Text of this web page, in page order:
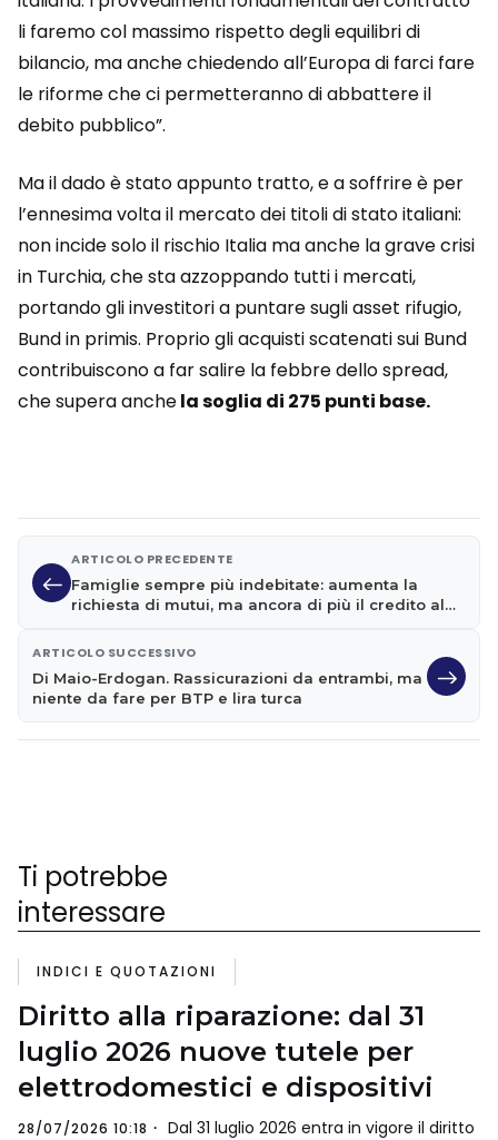
li faremo col massimo rispetto degli equilibri di
bilancio, ma anche chiedendo all’Europa di farci fare
le riforme che ci permetteranno di abbattere il
debito pubblico”.
Ma il dado è stato appunto tratto, e a soffrire è per
l’ennesima volta il mercato dei titoli di stato italiani:
non incide solo il rischio Italia ma anche la grave crisi
in Turchia, che sta azzoppando tutti i mercati,
portando gli investitori a puntare sugli asset rifugio,
Bund in primis. Proprio gli acquisti scatenati sui Bund
contribuiscono a far salire la febbre dello spread,
che supera anchela soglia di 275 punti base.
ARTICOLO PRECEDENTE
Famiglie sempre più indebitate: aumenta la
richiesta di mutui, ma ancora di più il credito al
ARTICOLO SUCCESSIVO
Di Maio-Erdogan. Rassicurazioni da entrambi, ma
niente da fare per BTP e lira turca
Ti potrebbe
interessare
INDICI E QUOTAZIONI
Diritto alla riparazione: dal 31
luglio 2026 nuove tutele per
elettrodomestici e dispositivi
28/07/2026 10:18
Dal 31 luglio 2026 entra in vigore il diritto